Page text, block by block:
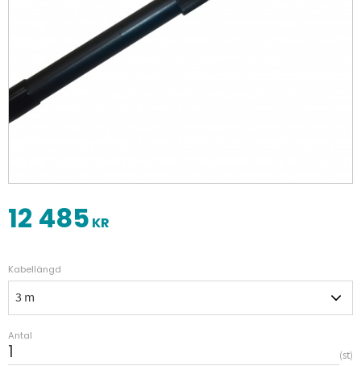
12 485 KR
Kabellängd
Antal
st